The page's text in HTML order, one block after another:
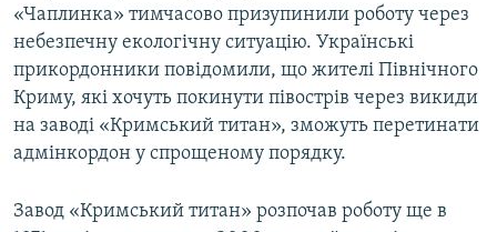
«Чаплинка» тимчасово призупинили роботу через
небезпечну екологічну ситуацію. Українські
прикордонники повідомили, що жителі Північного
Криму, які хочуть покинути півострів через викиди
на заводі «Кримський титан», зможуть перетинати
адмінкордон у спрощеному порядку.
Завод «Кримський титан» розпочав роботу ще в